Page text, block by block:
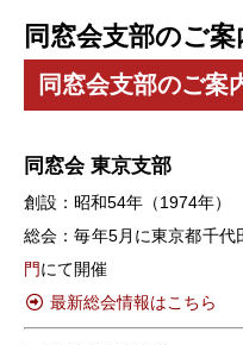
同窓会支部のご案
同窓会支部のご案
同窓会 東京支部
創設：昭和54年（1974年）
総会：毎年5月に東京都千
門にて開催
最新総会情報はこちら